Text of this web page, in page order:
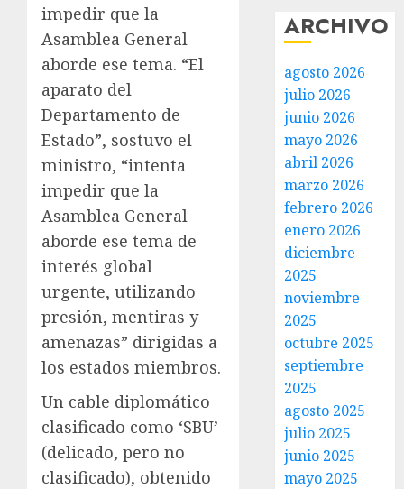
impedir que la
Asamblea General
aborde ese tema. “El
aparato del
Departamento de
Estado”, sostuvo el
ministro, “intenta
impedir que la
Asamblea General
aborde ese tema de
interés global
urgente, utilizando
presión, mentiras y
amenazas” dirigidas a
los estados miembros.
Un cable diplomático
clasificado como ‘SBU’
(delicado, pero no
clasificado), obtenido
ARCHIVO
agosto 2026
julio 2026
junio 2026
mayo 2026
abril 2026
marzo 2026
febrero 2026
enero 2026
diciembre
2025
noviembre
2025
octubre 2025
septiembre
2025
agosto 2025
julio 2025
junio 2025
mayo 2025